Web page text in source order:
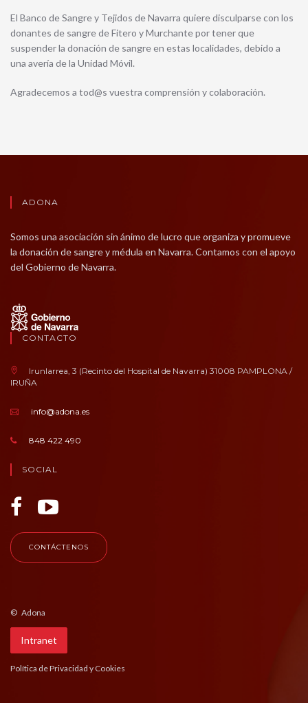
El Banco de Sangre y Tejidos de Navarra quiere disculparse con los
donantes de sangre de Fitero y Murchante por tener que
suspender la donación de sangre en estas localidades, debido a
una avería de la Unidad Móvil.
Agradecemos a tod@s vuestra comprensión y colaboración.
ADONA
Somos una asociación sin ánimo de lucro que organiza y promueve
la donación de sangre y médula en Navarra. Contamos con el apoyo
del Gobierno de Navarra.
CONTACTO
Irunlarrea, 3 (Recinto del Hospital de Navarra) 31008 PAMPLONA /
IRUÑA
info@adona.es
848 422 490
SOCIAL
CONTÁCTENOS
© Adona
Intranet
Política de Privacidad y Cookies